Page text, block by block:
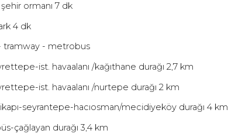
ormanı 7 dk
4 dk
tramway - metrobus
ist. havaalanı /kağıthane durağı 2,7 km
ist. havaalanı /nurtepe durağı 2 km
seyrantepe-hacıosman/mecidiyeköy durağı 4 km
çağlayan durağı 3,4 km